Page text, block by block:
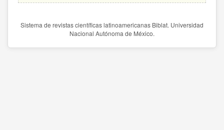
Sistema de revistas científicas latinoamericanas Biblat. Universidad
Nacional Autónoma de México.